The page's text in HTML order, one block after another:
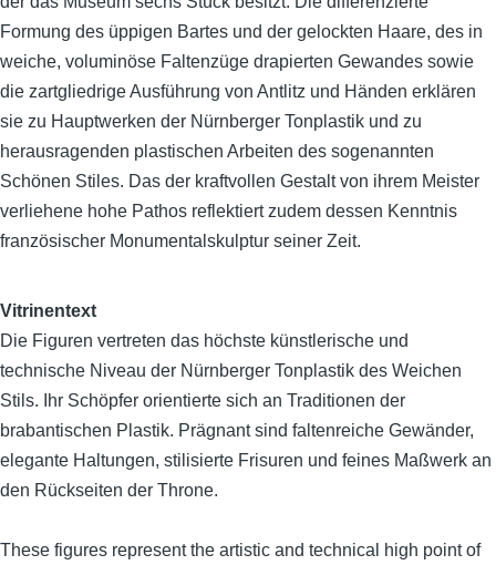
Formung des üppigen Bartes und der gelockten Haare, des in
weiche, voluminöse Faltenzüge drapierten Gewandes sowie
die zartgliedrige Ausführung von Antlitz und Händen erklären
sie zu Hauptwerken der Nürnberger Tonplastik und zu
herausragenden plastischen Arbeiten des sogenannten
Schönen Stiles. Das der kraftvollen Gestalt von ihrem Meister
verliehene hohe Pathos reflektiert zudem dessen Kenntnis
französischer Monumentalskulptur seiner Zeit.
Vitrinentext
Die Figuren vertreten das höchste künstlerische und
technische Niveau der Nürnberger Tonplastik des Weichen
Stils. Ihr Schöpfer orientierte sich an Traditionen der
brabantischen Plastik. Prägnant sind faltenreiche Gewänder,
elegante Haltungen, stilisierte Frisuren und feines Maßwerk an
den Rückseiten der Throne.
These figures represent the artistic and technical high point of